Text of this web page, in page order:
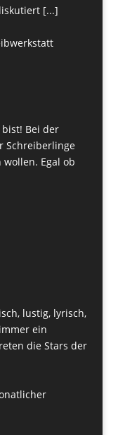
[...]
Bei der
Schreiberlinge
Egal ob
lustig, lyrisch,
ein
die Stars der